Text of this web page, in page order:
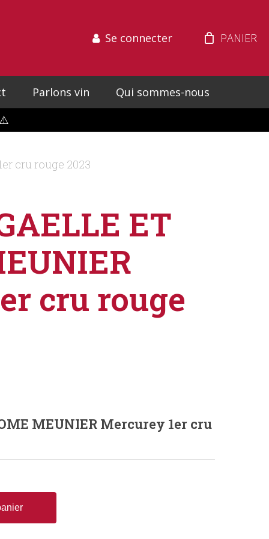
Se connecter
Parlons vin
Qui sommes-nous
cru rouge 2023
ET
cru rouge
MEUNIER Mercurey 1er cru